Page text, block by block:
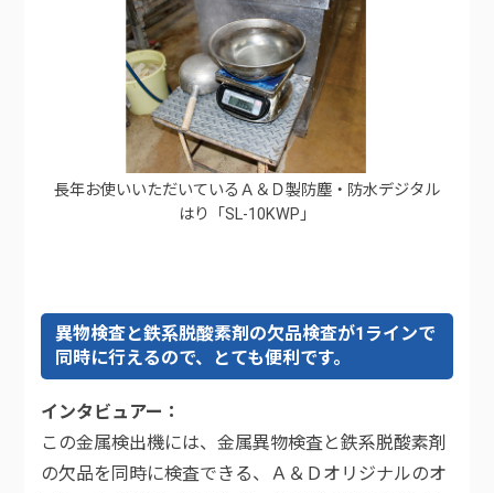
長年お使いいただいているＡ＆Ｄ製防塵・防水デジタル
はり「SL-10KWP」
異物検査と鉄系脱酸素剤の欠品検査が1ラインで
同時に行えるので、とても便利です。
インタビュアー
この金属検出機には、金属異物検査と鉄系脱酸素剤
の欠品を同時に検査できる、Ａ＆Ｄオリジナルのオ